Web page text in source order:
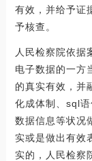
有效，并给予证
予核查。
人民检察院依据
电子数据的一方
的真实有效，并
化成体制、sql
数据信息等状况
实或是做出有效
实的，人民检察